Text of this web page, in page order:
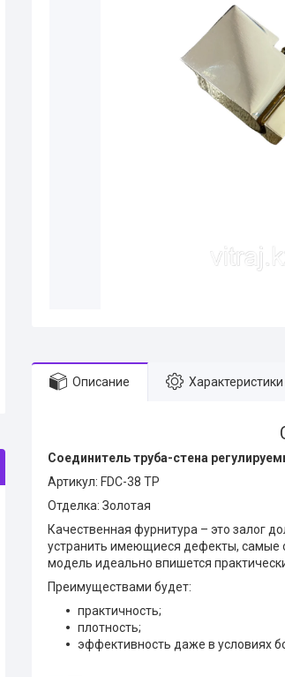
Описание Характеристики
Соединитель труба-стена
Артикул: FDC-38 TP
Отделка: Золотая
Качественная фурнитура – это залог
устранить имеющиеся дефекты, самые
модель идеально впишется
Преимуществами будет:
практичность;
плотность;
эффективность даже в условиях